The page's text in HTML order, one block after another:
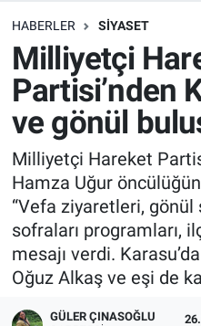
HABERLER SİYASET
Milliyetçi
Partisi’nden
ve gönül
Milliyetçi Hareket
Hamza Uğur
“Vefa ziyaretleri,
sofraları programları,
mesajı verdi.
Oğuz Alkaş ve eşi de
GÜLER ÇINASOĞLU